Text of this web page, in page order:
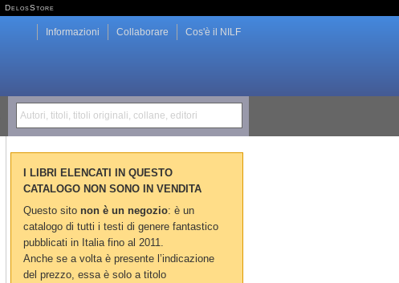
DelosStore
Autori, titoli, titoli originali, collane, editori
Cos'è il NILF
Collaborare
Informazioni
I LIBRI ELENCATI IN QUESTO
CATALOGO NON SONO IN VENDITA
Questo sito non è un negozio: è un
catalogo di tutti i testi di genere fantastico
pubblicati in Italia fino al 2011.
Anche se a volta è presente l’indicazione
del prezzo, essa è solo a titolo